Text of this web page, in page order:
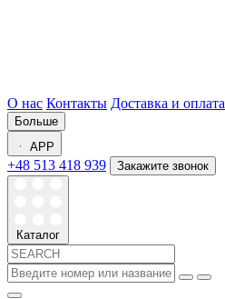
О нас Контакты Доставка и оплата
Больше
APP
+48 513 418 939 Закажите звонок
Каталог